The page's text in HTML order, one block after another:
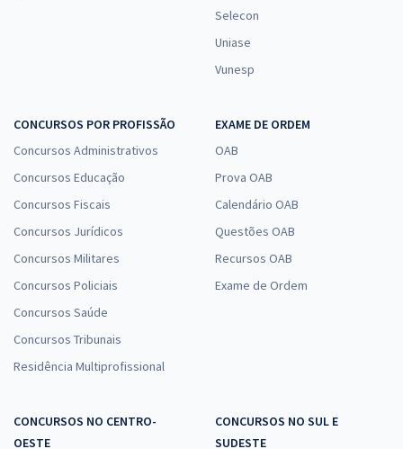
Selecon
Uniase
Vunesp
CONCURSOS POR PROFISSÃO
Concursos Administrativos
Concursos Educação
Concursos Fiscais
Concursos Jurídicos
Concursos Militares
Concursos Policiais
Concursos Saúde
Concursos Tribunais
Residência Multiprofissional
EXAME DE ORDEM
OAB
Prova OAB
Calendário OAB
Questões OAB
Recursos OAB
Exame de Ordem
CONCURSOS NO CENTRO-
OESTE
CONCURSOS NO SUL E
SUDESTE